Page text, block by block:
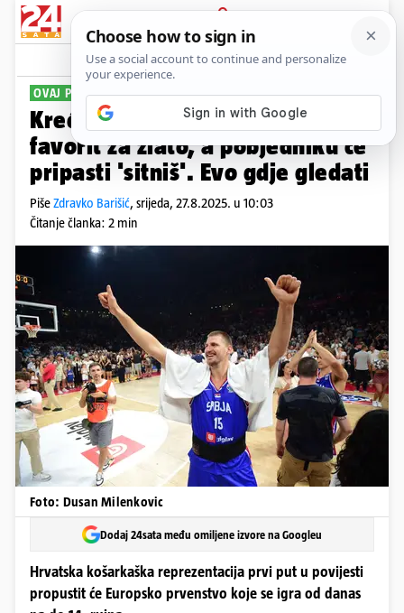
PRIJAVA
Sport Komentari
OVAJ PUT BEZ HRVATSKE
Kreće EuroBasket: Srbija najveći
favorit za zlato, a pobjedniku će
pripasti 'sitniš'. Evo gdje gledati
PišeZdravko Barišić, srijeda, 27.8.2025. u 10:03
Čitanje članka: 2 min
Foto: Dusan Milenkovic
Dodaj 24sata među omiljene izvore na Googleu
Hrvatska košarkaška reprezentacija prvi put u povijesti
propustit će Europsko prvenstvo koje se igra od danas